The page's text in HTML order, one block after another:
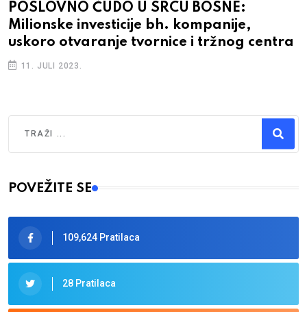
POSLOVNO ČUDO U SRCU BOSNE:
Milionske investicije bh. kompanije,
uskoro otvaranje tvornice i tržnog centra
11. JULI 2023.
Type 2 or more characters for results.
POVEŽITE SE
109,624 Pratilaca
28 Pratilaca